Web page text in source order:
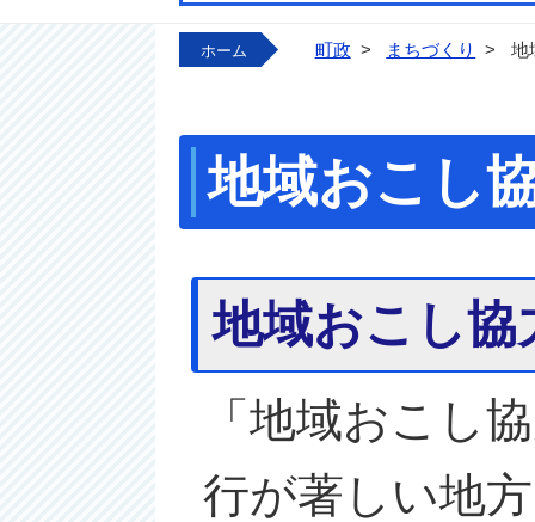
ホーム 町政 > まちづくり > 地
地域おこし
地域おこし協
「地域おこし
行が著しい地